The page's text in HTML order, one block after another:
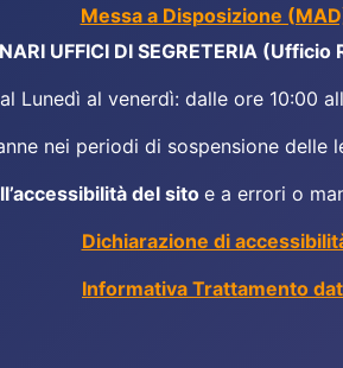
Messa a Disposizione
UFFICI DI SEGRETERIA
Lunedì al venerdì: dalle ore 10:00
nei periodi di sospensione delle
del sito e a errori o
Dichiarazione di
Informativa Trattamento